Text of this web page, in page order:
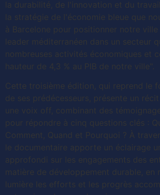
la durabilité, de l'innovation et du
la stratégie de l'économie bleue que
à Barcelone pour positionner notre
leader méditerranéen dans un secteur
nombreuses activités économiques et
hauteur de 4,3 % au PIB de notre ville".
Cette troisième édition, qui reprend le
de ses prédécesseurs, présente un
une voix off, combinant des
pour répondre à cinq questions clés :
Comment, Quand et Pourquoi ? À
le documentaire apporte un éclairage
approfondi sur les engagements des
matière de développement durable, en
lumière les efforts et les progrès